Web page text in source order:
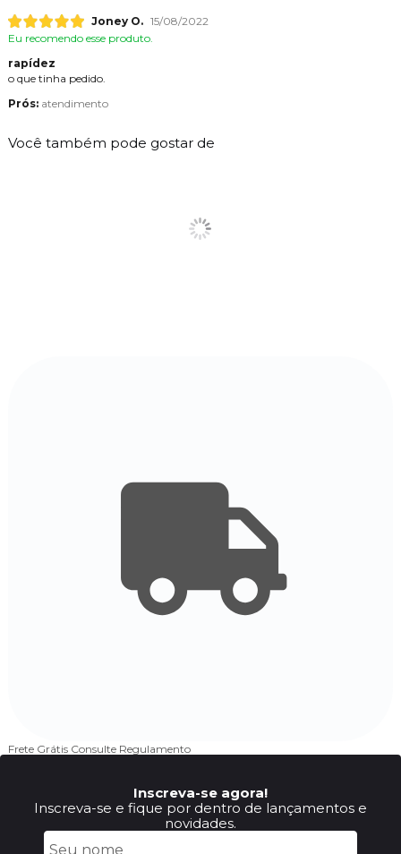
Joney O. 15/08/2022
Eu recomendo esse produto.
rapídez
o que tinha pedido.
Prós: atendimento
Você também pode gostar de
Frete Grátis Consulte Regulamento
Inscreva-se agora!
Inscreva-se e fique por dentro de lançamentos e
novidades.